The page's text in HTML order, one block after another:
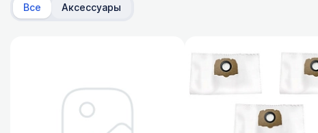
Все Аксессуары